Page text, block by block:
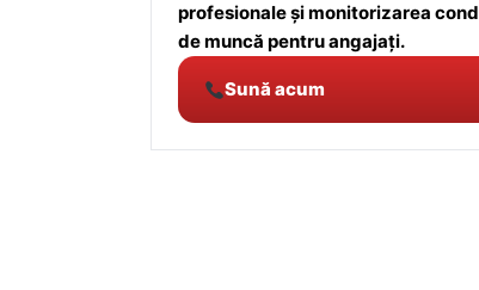
profesionale și monitorizarea
de muncă pentru angajați.
Sună acum